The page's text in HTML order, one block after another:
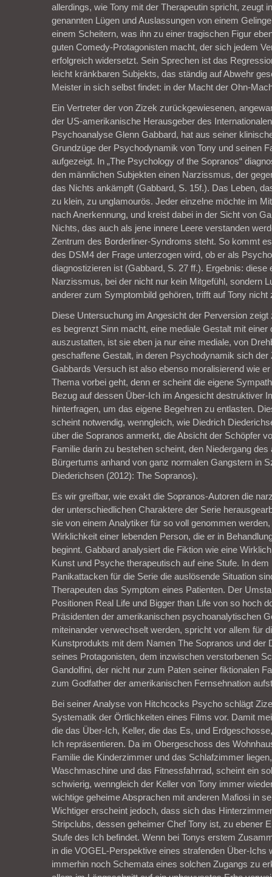
allerdings, wie Tony mit der Therapeutin spricht, zeugt
genannten Lügen und Auslassungen von einem
einem Scheitern, was ihn zu einer tragischen Figur
guten Comedy-Protagonisten macht, der sich jedem
erfolgreich widersetzt. Sein Sprechen ist das
leicht kränkbaren Subjekts, das ständig auf Abwehr
Meister in sich selbst findet: in der Macht der Ohn-
Ein Vertreter der von Zizek zurückgewiesenen,
der US-amerikanische Herausgeber des
Psychoanalyse Glenn Gabbard, hat aus seiner
Grundzüge der Psychodynamik von Tony und seinen
aufgezeigt. In „The Psychology of the Sopranos“
den männlichen Subjekten einen Narzissmus, der
das Nichts ankämpft (Gabbard, S. 15f.). Das Leben,
zu klein, zu unglamourös. Jeder einzelne möchte im
nach Anerkennung, und kreist dabei in der Sicht von
Nichts, das auch als jene innere Leere verstanden
Zentrum des Borderliner-Syndroms steht. So kommt
des DSM4 der Frage unterzogen wird, ob er als
diagnostizieren ist (Gabbard, S. 27 ff.). Ergebnis: diese
Narzissmus, bei der nicht nur kein Mitgefühl, sondern
anderer zum Symptombild gehören, trifft auf Tony nicht
Diese Untersuchung im Angesicht der Perversion
es begrenzt Sinn macht, eine mediale Gestalt mit einer
auszustatten, ist sie eben ja nur eine mediale, von
geschaffene Gestalt, in deren Psychodynamik sich der
Gabbards Versuch ist also ebenso moralisierend wie
Thema vorbei geht, denn er scheint die eigene
Bezug auf dessen Über-Ich im Angesicht destruktiver
hinterfragen, um das eigene Begehren zu entlasten.
scheint notwendig, wenngleich, wie Diedrich
über die Sopranos anmerkt, die Absicht der Schöpfer
Familie darin zu bestehen scheint, den Niedergang
Bürgertums anhand von ganz normalen Gangstern in
Diederichsen (2012): The Sopranos).
Es wir greifbar, wie exakt die Sopranos-Autoren die
der unterschiedlichen Charaktere der Serie
sie von einem Analytiker für so voll genommen
Wirklichkeit einer lebenden Person, die er in
beginnt. Gabbard analysiert die Fiktion wie eine
Kunst und Psyche therapeutisch auf eine Stufe. In
Panikattacken für die Serie die auslösende Situation
Therapeuten das Symptom eines Patienten. Der
Positionen Real Life und Bigger than Life von so hoch
Präsidenten der amerikanischen psychoanalytischen
miteinander verwechselt werden, spricht vor allem für
Kunstprodukts mit dem Namen The Sopranos und der
seines Protagonisten, dem inzwischen verstorbenen
Gandolfini, der nicht nur zum Paten seiner fiktionalen
zum Godfather der amerikanischen Fernsehnation
Bei seiner Analyse von Hitchcocks Psycho schlägt
Systematik der Örtlichkeiten eines Films vor. Damit
die das Über-Ich, Keller, die das Es, und
Ich repräsentieren. Da im Obergeschoss des
Familie die Kinderzimmer und das Schlafzimmer
Waschmaschine und das Fitnessfahrrad, scheint ein
schwierig, wenngleich der Keller von Tony immer
wichtige geheime Absprachen mit anderen Mafiosi in
Wichtiger erscheint jedoch, dass sich das
Stripclubs, dessen geheimer Chef Tony ist, zu ebener
Stufe des Ich befindet. Wenn bei Tonys erstem
in die VOGEL-Perspektive eines strafenden Über-Ichs
immerhin noch Schemata eines solchen Zugangs zu